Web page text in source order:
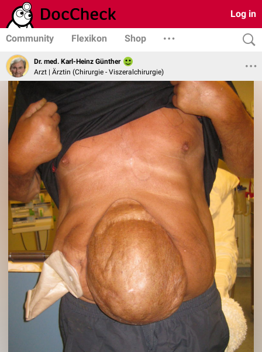
Log in
Community Flexikon Shop
Dr. med. Karl-Heinz Günther
Arzt | Ärztin (Chirurgie - Viszeralchirurgie)